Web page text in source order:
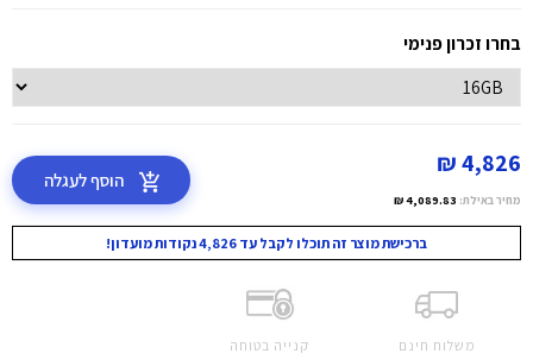
בחרו זכרון פנימי
4,826 ₪
מחיר באילת: 4,089.83 ₪
הוסף לעגלה
ברכישת מוצר זה תוכלו לקבל עד 4,826 נקודות מועדון!
משלוח חינם קנייה בטוחה